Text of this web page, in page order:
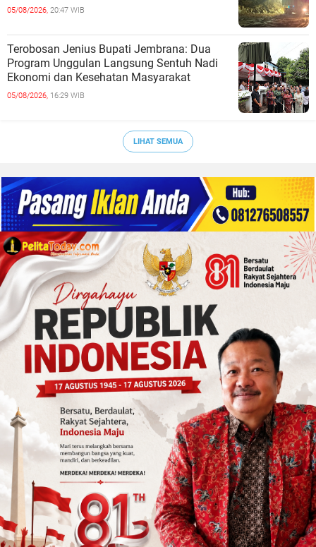
05/08/2026, 20:47 WIB
Terobosan Jenius Bupati Jembrana: Dua
Program Unggulan Langsung Sentuh Nadi
Ekonomi dan Kesehatan Masyarakat
05/08/2026, 16:29 WIB
LIHAT SEMUA